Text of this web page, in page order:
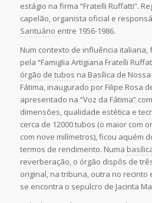
estágio na firma “Fratelli Ruffatti”.
capelão, organista oficial e
Santuário entre 1956-1986.
Num contexto de influência
pela “Famiglia Artigiana Fratelli
órgão de tubos na Basílica de
Fátima, inaugurado por Filipe Rosa
apresentado na “Voz da Fátima”
dimensões, qualidade estética e
cerca de 12000 tubos (o maior com
com nove milímetros), ficou aquém
termos de rendimento. Numa
reverberação, o órgão dispôs de
original, na tribuna, outra no recinto
se encontra o sepulcro de Jacinta